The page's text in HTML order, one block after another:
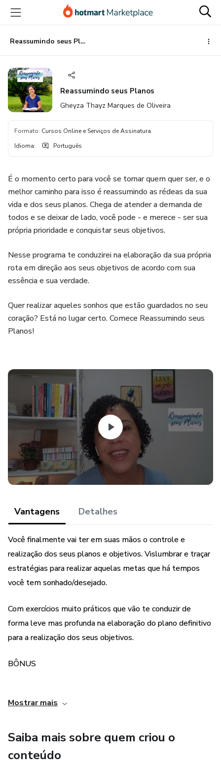
para
conteúdo
principal
para
pagamento
para
rodapé
Reassumindo seus Planos
Reassumindo seus Planos
Gheyza Thayz Marques de Oliveira
Formato: Cursos Online e Serviços de Assinatura
Idioma: Português
É o momento certo para você se tornar quem quer ser, e o
melhor caminho para isso é reassumindo as rédeas da sua
vida e dos seus planos. Chega de atender a demanda de
todos e se deixar de lado, você pode - e merece - ser sua
própria prioridade e conquistar seus objetivos.
Nesse programa te conduzirei na elaboração da sua própria
rota em direção aos seus objetivos de acordo com sua
essência e sua verdade.
Quer realizar aqueles sonhos que estão guardados no seu
coração? Está no lugar certo. Comece Reassumindo seus
Planos!
Vantagens Detalhes
Você finalmente vai ter em suas mãos o controle e
realização dos seus planos e objetivos. Vislumbrar e traçar
estratégias para realizar aquelas metas que há tempos
você tem sonhado/desejado.
Com exercícios muito práticos que vão te conduzir de
forma leve mas profunda na elaboração do plano definitivo
para a realização dos seus objetivos.
BÔNUS
Meditação exclusiva
Mostrar mais
Saiba mais sobre quem criou o
conteúdo